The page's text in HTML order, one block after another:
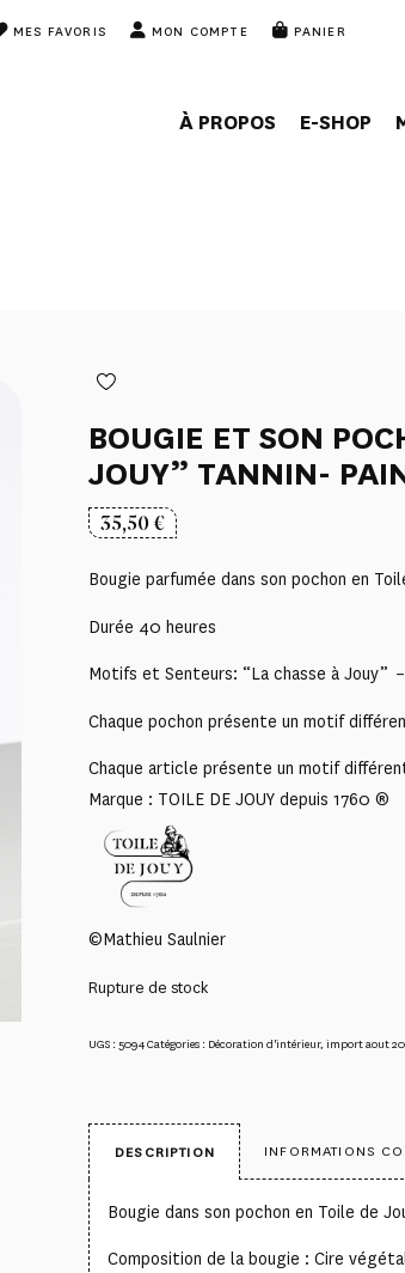
MES FAVORIS MON COMPTE PANIER
À PROPOS E-SHOP
BOUGIE ET SON
JOUY” TANNIN-
35,50€
Bougie parfumée dans son pochon en
Durée 40 heures
Motifs et Senteurs: “La chasse à Jouy” –
Chaque pochon présente un motif
Chaque article présente un motif
Marque : TOILE DE JOUY depuis 1760 ®
©Mathieu Saulnier
Rupture de stock
UGS : 5094Catégories : Décoration d'intérieur, import aout
DESCRIPTION INFORMATIONS
Bougie dans son pochon en Toile de
Composition de la bougie : Cire